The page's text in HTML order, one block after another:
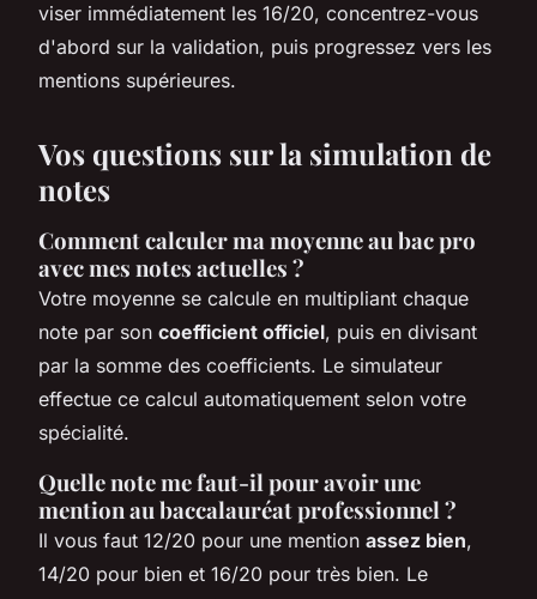
viser immédiatement les 16/20, concentrez-vous
d'abord sur la validation, puis progressez vers les
mentions supérieures.
Vos questions sur la simulation de
notes
Comment calculer ma moyenne au bac pro
avec mes notes actuelles ?
Votre moyenne se calcule en multipliant chaque
note par son coefficient officiel, puis en divisant
par la somme des coefficients. Le simulateur
effectue ce calcul automatiquement selon votre
spécialité.
Quelle note me faut-il pour avoir une
mention au baccalauréat professionnel ?
Il vous faut 12/20 pour une mention assez bien,
14/20 pour bien et 16/20 pour très bien. Le